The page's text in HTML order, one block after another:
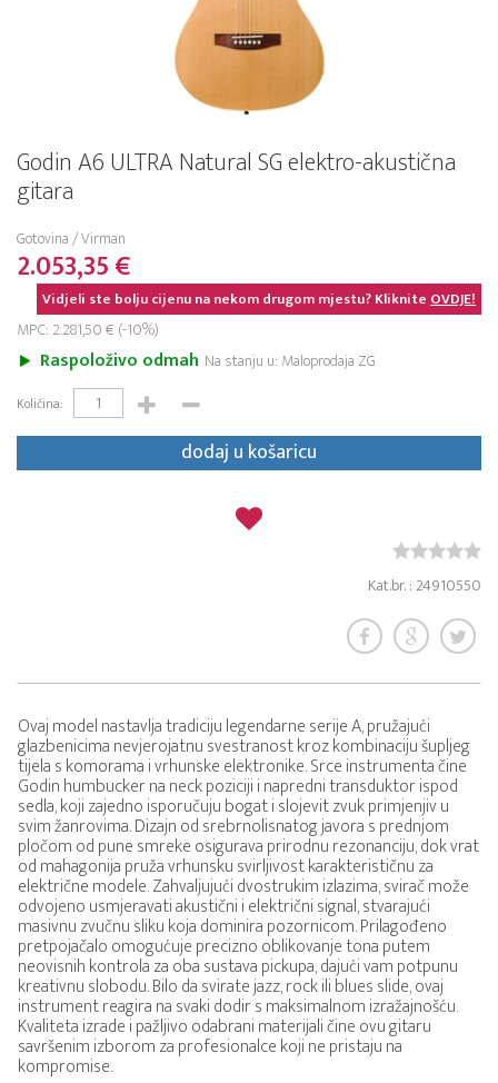
Godin A6 ULTRA Natural SG elektro-akustična
gitara
Gotovina / Virman
2.053,35 €
Vidjeli ste bolju cijenu na nekom drugom mjestu? KlikniteOVDJE!
MPC: 2.281,50 € (-10%)
Raspoloživo odmah Na stanju u: Maloprodaja ZG
Količina:
dodaj u košaricu
Kat.br. : 24910550
Ovaj model nastavlja tradiciju legendarne serije A, pružajući
glazbenicima nevjerojatnu svestranost kroz kombinaciju šupljeg
tijela s komorama i vrhunske elektronike. Srce instrumenta čine
Godin humbucker na neck poziciji i napredni transduktor ispod
sedla, koji zajedno isporučuju bogat i slojevit zvuk primjenjiv u
svim žanrovima. Dizajn od srebrnolisnatog javora s prednjom
pločom od pune smreke osigurava prirodnu rezonanciju, dok vrat
od mahagonija pruža vrhunsku svirljivost karakterističnu za
električne modele. Zahvaljujući dvostrukim izlazima, svirač može
odvojeno usmjeravati akustični i električni signal, stvarajući
masivnu zvučnu sliku koja dominira pozornicom. Prilagođeno
pretpojačalo omogućuje precizno oblikovanje tona putem
neovisnih kontrola za oba sustava pickupa, dajući vam potpunu
kreativnu slobodu. Bilo da svirate jazz, rock ili blues slide, ovaj
instrument reagira na svaki dodir s maksimalnom izražajnošću.
Kvaliteta izrade i pažljivo odabrani materijali čine ovu gitaru
savršenim izborom za profesionalce koji ne pristaju na
kompromise.